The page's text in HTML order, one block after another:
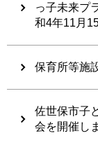
っ子未来プ
和4年11月
保育所等施
佐世保市子
会を開催し